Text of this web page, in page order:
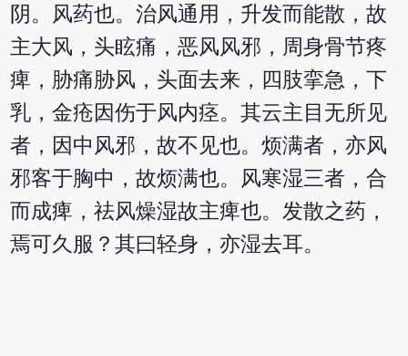
阴。风药也。治风通用，升发而能散，故
主大风，头眩痛，恶风风邪，周身骨节疼
痺，胁痛胁风，头面去来，四肢挛急，下
乳，金疮因伤于风内痉。其云主目无所见
者，因中风邪，故不见也。烦满者，亦风
邪客于胸中，故烦满也。风寒湿三者，合
而成痺，祛风燥湿故主痺也。发散之药，
焉可久服？其曰轻身，亦湿去耳。